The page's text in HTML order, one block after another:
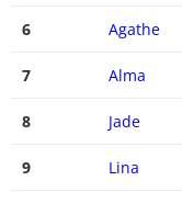
6 Agathe
7 Alma
8 Jade
9 Lina